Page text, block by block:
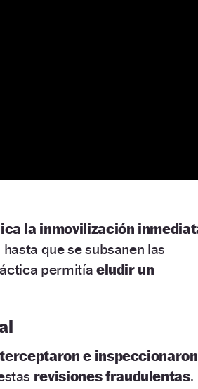
la inmovilización
que se subsanen las
permitíaeludir un
e inspeccionaron
revisiones fraudulentas.